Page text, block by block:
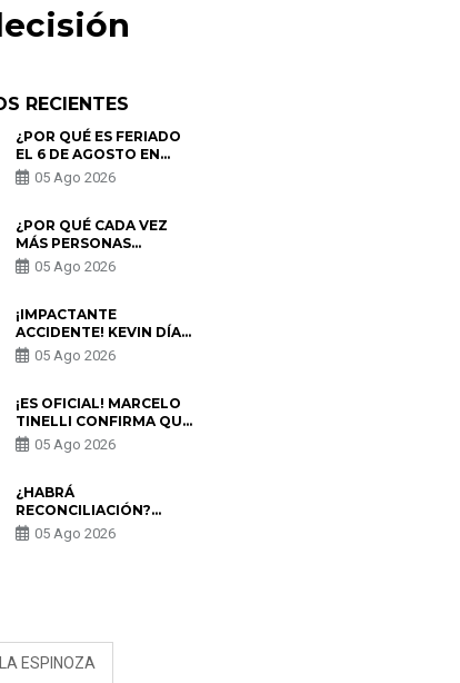
RECIENTES
¿POR QUÉ ES FERIADO
EL 6 DE AGOSTO EN
PERÚ? ESTA ES LA
HISTORIA
05 Ago 2026
¿POR QUÉ CADA VEZ
MÁS PERSONAS
UTILIZAN UNA VPN
PARA PROTEGER SU
05 Ago 2026
¡IMPACTANTE
ACCIDENTE! KEVIN DÍAZ
CAE DESDE OCHO
METROS EN “ESTO ES
PREOCUPACIÓN
05 Ago 2026
¡ES OFICIAL! MARCELO
TINELLI CONFIRMA QUE
REGRESÓ CON MILETT
FIGUEROA: “EL AMOR
05 Ago 2026
¿HABRÁ
RECONCILIACIÓN?
MARIO HART ADMITE
QUE PODRÍA VOLVER
05 Ago 2026
ESPINOZA